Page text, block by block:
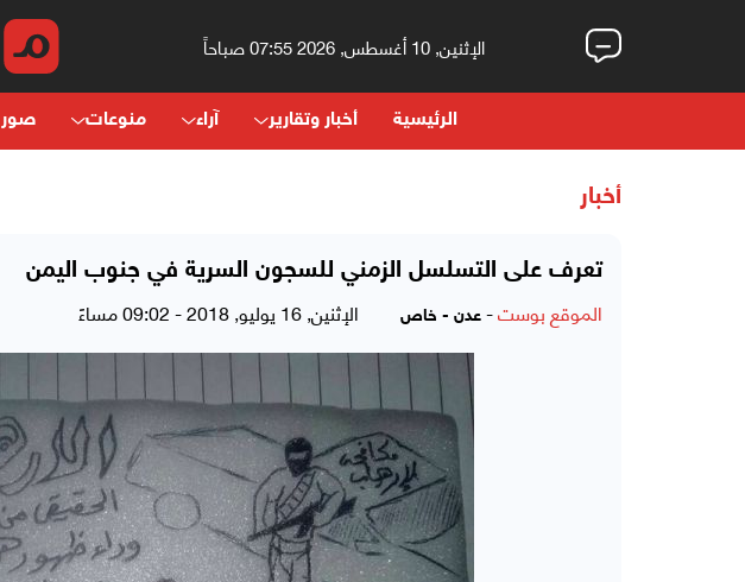
الإثنين, 10 أغسطس, 2026 07:55 صباحاً
الرئيسية أخبار وتقارير آراء منوعات صور
أخبار
تعرف على التسلسل الزمني للسجون السرية في جنوب اليمن
الموقع بوست- عدن - خاص الإثنين, 16 يوليو, 2018 - 09:02 مساءً